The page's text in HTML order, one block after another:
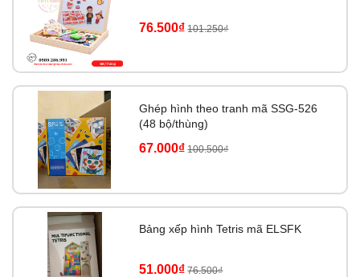
76.500₫ 101.250₫
Ghép hình theo tranh mã SSG-526
(48 bộ/thùng)
67.000₫ 100.500₫
Bảng xếp hình Tetris mã ELSFK
51.000₫ 76.500₫